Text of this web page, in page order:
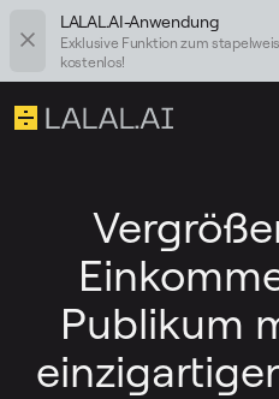
LALAL.AI-Anwendung
Exklusive Funktion zum
kostenlos!
Publikum